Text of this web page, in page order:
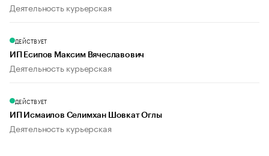
Деятельность курьерская
ДЕЙСТВУЕТ
ИП Есипов Максим Вячеславович
Деятельность курьерская
ДЕЙСТВУЕТ
ИП Исмаилов Селимхан Шовкат Оглы
Деятельность курьерская